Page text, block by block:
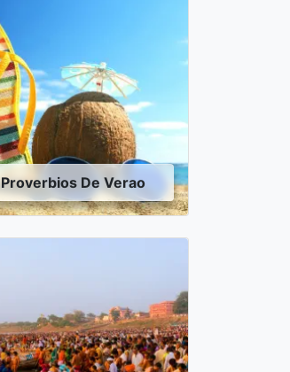
Proverbios De Verao